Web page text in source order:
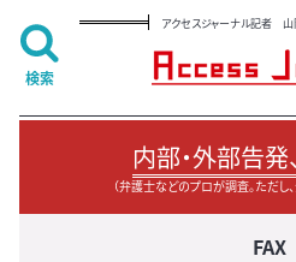
アクセスジャーナル記者
内部・外部告発
（弁護士などのプロが調査。ただし
FAX
検索